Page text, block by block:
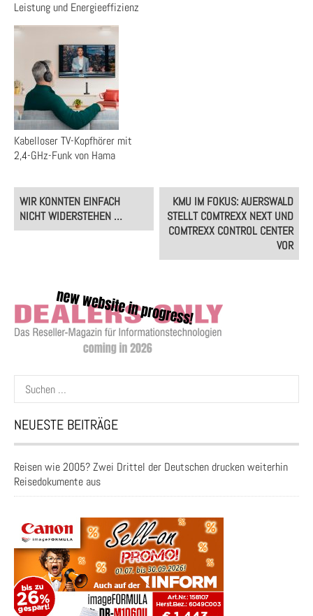
Leistung und Energieeffizienz
Kabelloser TV-Kopfhörer mit
2,4-GHz-Funk von Hama
Post
navigation
WIR KONNTEN EINFACH
NICHT WIDERSTEHEN …
KMU IM FOKUS: AUERSWALD
STELLT COMTREXX NEXT UND
COMTREXX CONTROL CENTER
VOR
Suchen
nach:
NEUESTE BEITRÄGE
Reisen wie 2005? Zwei Drittel der Deutschen drucken weiterhin
Reisedokumente aus